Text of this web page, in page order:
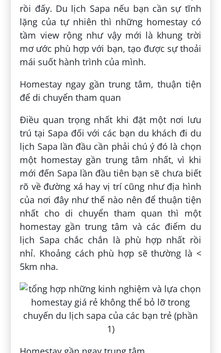
rồi đấy. Du lịch Sapa nếu bạn cần sự tĩnh
lặng của tự nhiên thì những homestay có
tầm view rộng như vậy mới là khung trời
mơ ước phù hợp với bạn, tạo được sự thoải
mái suốt hành trình của mình.
Homestay ngay gần trung tâm, thuận tiện
để di chuyển tham quan
Điều quan trọng nhất khi đặt một nơi lưu
trú tại Sapa đối với các bạn du khách đi du
lịch Sapa lần đầu cần phải chú ý đó là chọn
một homestay gần trung tâm nhất, vì khi
mới đến Sapa lần đầu tiên bạn sẽ chưa biết
rõ về đường xá hay vị trí cũng như địa hình
của nơi đây như thế nào nên để thuận tiện
nhất cho di chuyển tham quan thì một
homestay gần trung tâm và các điểm du
lịch Sapa chắc chắn là phù hợp nhất rồi
nhỉ. Khoảng cách phù hợp sẽ thường là <
5km nha.